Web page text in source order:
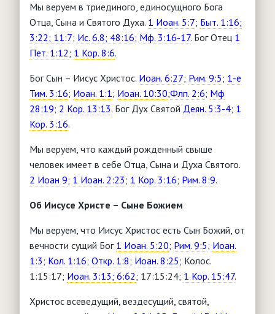
Мы веруем в триединого, единосущного Бога
Отца, Сына и Святого Духа. 1 Иоан. 5:7; Быт. 1:16;
3:22; 11:7; Ис. 6.8; 48:16; Мф. 3:16-17. Бог Отец 1
Пет. 1:12; 1 Кор. 8:6.
Бог Сын – Иисус Христос. Иоан. 6:27; Рим. 9:5; 1-е
Тим. 3:16; Иоан. 1:1; Иоан. 10:30;Флп. 2:6; Мф
28:19; 2 Кор. 13:13. Бог Дух Святой Деян. 5:3-4; 1
Кор. 3:16.
Мы веруем, что каждый рожденный свыше
человек имеет в себе Отца, Сына и Духа Святого.
2 Иоан 9; 1 Иоан. 2:23; 1 Кор. 3:16; Рим. 8:9.
Об Иисусе Христе – Сыне Божием
Мы веруем, что Иисус Христос есть Сын Божий, от
вечности сущий Бог 1 Иоан. 5:20; Рим. 9:5; Иоан.
1:3; Кол. 1:16; Откр. 1:8; Иоан. 8:25; Колос.
1:15:17; Иоан. 3:13; 6:62; 17:15:24; 1 Кор. 15:47.
Христос всеведущий, вездесущий, святой,